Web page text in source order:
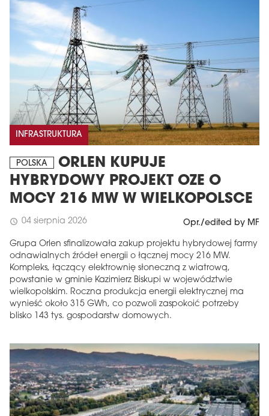
INFRASTRUKTURA
POLSKA
ORLEN KUPUJE
HYBRYDOWY PROJEKT OZE O
MOCY 216 MW W WIELKOPOLSCE
schedule 04 sierpnia 2026 Opr./edited by MF
Grupa Orlen sfinalizowała zakup projektu hybrydowej farmy
odnawialnych źródeł energii o łącznej mocy 216 MW.
Kompleks, łączący elektrownię słoneczną z wiatrową,
powstanie w gminie Kazimierz Biskupi w województwie
wielkopolskim. Roczna produkcja energii elektrycznej ma
wynieść około 315 GWh, co pozwoli zaspokoić potrzeby
blisko 143 tys. gospodarstw domowych.